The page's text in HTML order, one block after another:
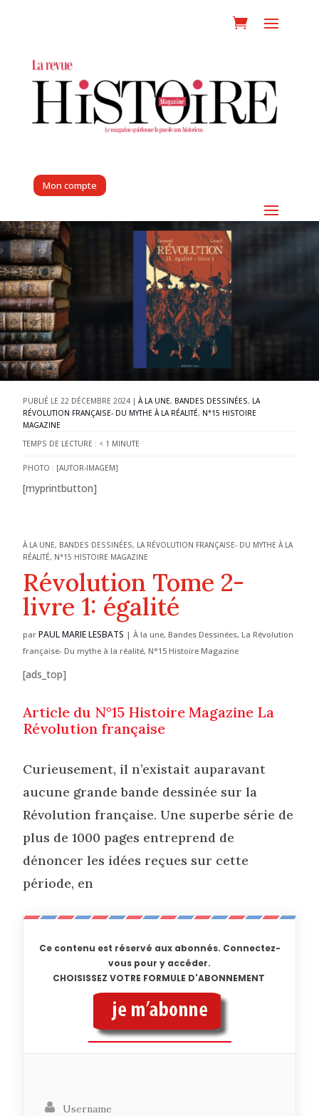
Mon compte
22 DÉCEMBRE 2024 |À LA UNE, BANDES DESSINÉES, LA
RÉVOLUTION FRANÇAISE- DU MYTHE À LA RÉALITÉ, N°15 HISTOIRE
MAGAZINE
TEMPS DE LECTURE : < 1 MINUTE
PHOTO : [AUTOR-IMAGEM]
[myprintbutton]
À LA UNE, BANDES DESSINÉES, LA RÉVOLUTION FRANÇAISE- DU MYTHE À LA
RÉALITÉ, N°15 HISTOIRE MAGAZINE
Révolution Tome 2-
livre 1: égalité
parPAUL MARIE LESBATS |À la une, Bandes Dessinées, La Révolution
française- Du mythe à la réalité, N°15 Histoire Magazine
[ads_top]
Article du N°15 Histoire Magazine La
Révolution française
Curieusement, il n’existait auparavant
aucune grande bande dessinée sur la
Révolution française. Une superbe série de
plus de 1000 pages entreprend de
dénoncer les idées reçues sur cette
période, en
Ce contenu est réservé aux abonnés. Connectez-
vous pour y accéder.
CHOISISSEZ VOTRE FORMULE D'ABONNEMENT